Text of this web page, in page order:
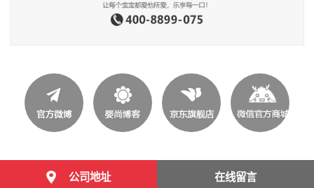
公司地址 在线留言